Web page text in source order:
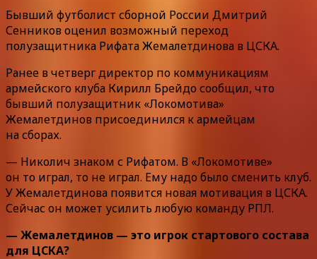
Бывший футболист сборной России Дмитрий
Сенников оценил возможный переход
полузащитника Рифата Жемалетдинова в ЦСКА.
Ранее в четверг директор по коммуникациям
армейского клуба Кирилл Брейдо сообщил, что
бывший полузащитник «Локомотива»
Жемалетдинов присоединился к армейцам
на сборах.
— Николич знаком с Рифатом. В «Локомотиве»
он то играл, то не играл. Ему надо было сменить клуб.
У Жемалетдинова появится новая мотивация в ЦСКА.
Сейчас он может усилить любую команду РПЛ.
— Жемалетдинов — это игрок стартового состава
для ЦСКА?